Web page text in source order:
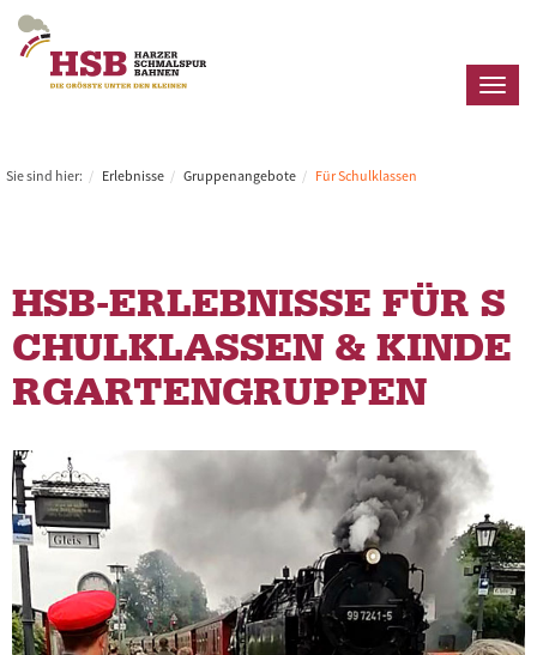
Toggle
Sie sind hier: Erlebnisse Gruppenangebote Für Schulklassen
HSB-ERLEBNISSE FÜR S
CHULKLASSEN & KINDE
RGARTENGRUPPEN